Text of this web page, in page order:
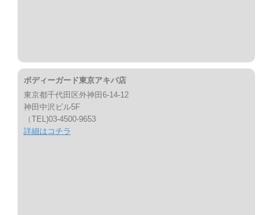
ボディーガード東京アキバ店
東京都千代田区外神田6-14-12
神田中沢ビル5F
（TEL)03-4500-9653
詳細はコチラ